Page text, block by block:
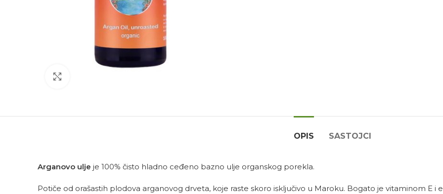
OPIS SASTOJCI
Arganovo ulje je 100% čisto hladno ceđeno bazno ulje organskog porekla.
Potiče od orašastih plodova arganovog drveta, koje raste skoro isključivo u Maroku. Bogato je vitaminom E i